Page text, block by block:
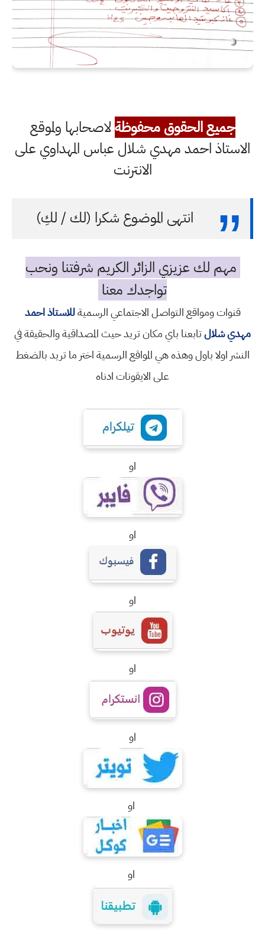
جميع الحقوق محفوظةلاصحابها ولموقع
الاستاذ احمد مهدي شلال عباس المهداوي على
الانترنت
انتهى الموضوع شكرا (لك / لكِ)
مهم لك عزيزي الزائر الكريم شرفتنا ونحب
تواجدك معنا
قنوات ومواقع التواصل الاجتماعي الرسميةللاستاذ احمد
مهدي شلالتابعنا باي مكان تريد حيث المصداقية والحقيقة في
النشر اولا باول وهذه هي المواقع الرسمية اختر ما تريد بالضغط
على الايقونات ادناه
او
او
او
او
او
او
او